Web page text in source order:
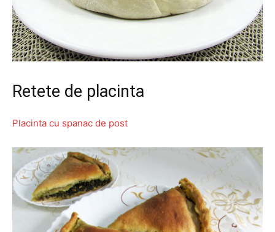
Retete de placinta
Placinta cu spanac de post